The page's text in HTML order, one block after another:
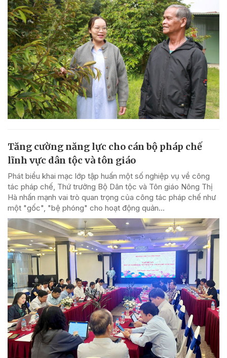
Tăng cường năng lực cho cán bộ pháp chế
lĩnh vực dân tộc và tôn giáo
Phát biểu khai mạc lớp tập huấn một số nghiệp vụ về công
tác pháp chế, Thứ trưởng Bộ Dân tộc và Tôn giáo Nông Thị
Hà nhấn mạnh vai trò quan trọng của công tác pháp chế như
một "gốc", "bệ phóng" cho hoạt động quản...